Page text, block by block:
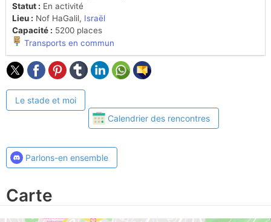
Statut : En activité
Lieu : Nof HaGalil, Israël
Capacité : 5200 places
Transports en commun
Le stade et moi
Calendrier des rencontres
Parlons-en ensemble
Carte